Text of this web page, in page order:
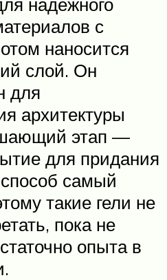
с
наносится
слой. Он
для
архитектуры
этап —
для придания
самый
такие гели не
пока не
опыта в